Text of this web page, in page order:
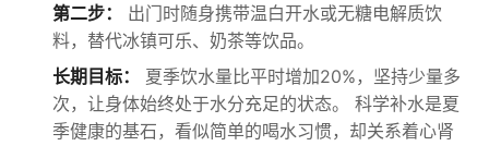
第二步：
出门时随身携带温白开水或无糖电解质饮
料，替代冰镇可乐、奶茶等饮品。
长期目标：
夏季饮水量比平时增加20%，坚持少量多
次，让身体始终处于水分充足的状态。 科学补水是夏
季健康的基石，看似简单的喝水习惯，却关系着心肾